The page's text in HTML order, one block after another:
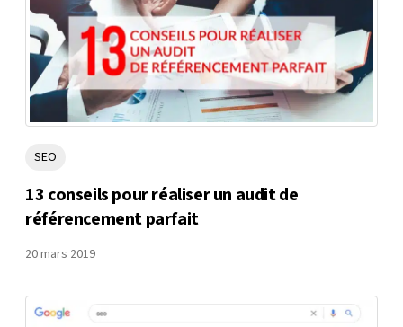
SEO
13 conseils pour réaliser un audit de
référencement parfait
20 mars 2019